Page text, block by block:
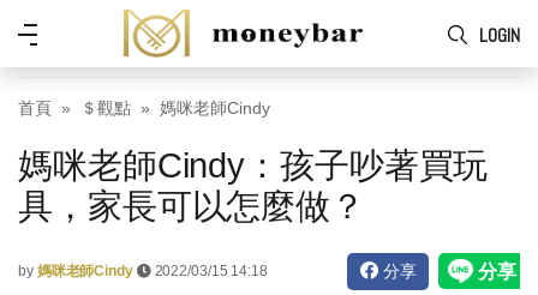
Skip to main content
LOGIN
功
能
表
首頁 ＄觀點 媽咪老師Cindy
媽咪老師Cindy：孩子吵著買玩
具，家長可以怎麼做？
by 媽咪老師Cindy 2022/03/15 14:18 分享